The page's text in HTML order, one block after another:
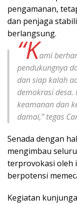
pengamanan,
dan penjaga
berlangsung.
“Kami
pendukungnya
dan siap kalah
demokrasi
keamanan dan
damai,” tegas
Senada dengan
mengimbau
terprovokasi oleh
berpotensi
Kegiatan